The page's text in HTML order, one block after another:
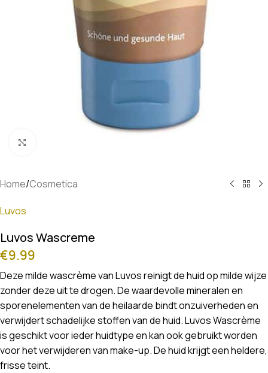
Home/Cosmetica
Luvos
Luvos Wascreme
€9.99
Deze milde wascrème van Luvos reinigt de huid op milde wijze
zonder deze uit te drogen. De waardevolle mineralen en
sporenelementen van de heilaarde bindt onzuiverheden en
verwijdert schadelijke stoffen van de huid. Luvos Wascrème
is geschikt voor ieder huidtype en kan ook gebruikt worden
voor het verwijderen van make-up. De huid krijgt een heldere,
frisse teint.